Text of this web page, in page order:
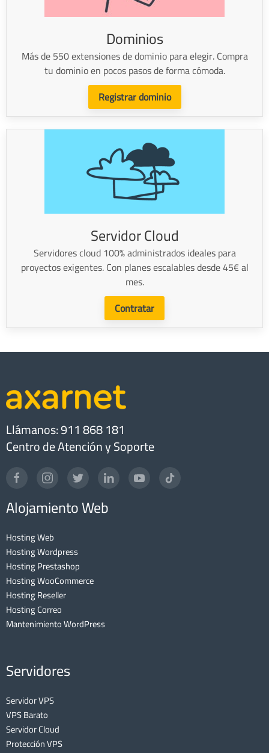
Dominios
Más de 550 extensiones de dominio para elegir. Compra
tu dominio en pocos pasos de forma cómoda.
Registrar dominio
Servidor Cloud
Servidores cloud 100% administrados ideales para
proyectos exigentes. Con planes escalables desde 45€ al
mes.
Contratar
Llámanos: 911 868 181
Centro de Atención y Soporte
Alojamiento Web
Hosting Web
Hosting Wordpress
Hosting Prestashop
Hosting WooCommerce
Hosting Reseller
Hosting Correo
Mantenimiento WordPress
Servidores
Servidor VPS
VPS Barato
Servidor Cloud
Protección VPS